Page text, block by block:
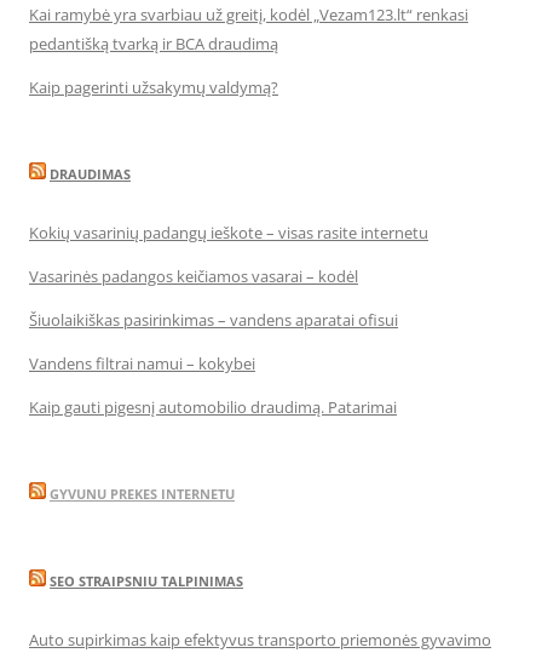
Kai ramybė yra svarbiau už greitį, kodėl „Vezam123.lt“ renkasi
pedantišką tvarką ir BCA draudimą
Kaip pagerinti užsakymų valdymą?
DRAUDIMAS
Kokių vasarinių padangų ieškote – visas rasite internetu
Vasarinės padangos keičiamos vasarai – kodėl
Šiuolaikiškas pasirinkimas – vandens aparatai ofisui
Vandens filtrai namui – kokybei
Kaip gauti pigesnį automobilio draudimą. Patarimai
GYVUNU PREKES INTERNETU
SEO STRAIPSNIU TALPINIMAS
Auto supirkimas kaip efektyvus transporto priemonės gyvavimo